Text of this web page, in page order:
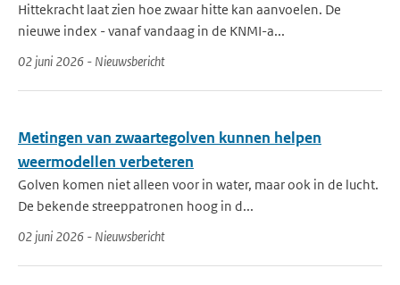
Hittekracht laat zien hoe zwaar hitte kan aanvoelen. De
nieuwe index - vanaf vandaag in de KNMI-a...
02 juni 2026 - Nieuwsbericht
Metingen van zwaartegolven kunnen helpen
weermodellen verbeteren
Golven komen niet alleen voor in water, maar ook in de lucht.
De bekende streeppatronen hoog in d...
02 juni 2026 - Nieuwsbericht